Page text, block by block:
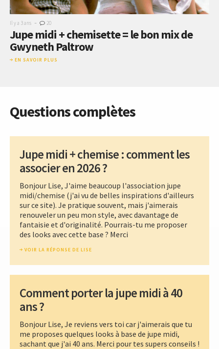
Il y a 3 ans - 20
Jupe midi + chemisette = le bon mix de
Gwyneth Paltrow
EN SAVOIR PLUS
Questions complètes
Jupe midi + chemise : comment les
associer en 2026 ?
Bonjour Lise, J'aime beaucoup l'association jupe
midi/chemise (j'ai vu de belles inspirations d'ailleurs
sur ce site). Je pratique souvent, mais j'aimerais
renouveler un peu mon style, avec davantage de
fantaisie et d'originalité. Pourrais-tu me proposer
des looks avec cette base ? Merci
VOIR LA RÉPONSE DE LISE
Comment porter la jupe midi à 40
ans ?
Bonjour Lise, Je reviens vers toi car j'aimerais que tu
me proposes quelques looks à base de jupe midi,
sachant que j'ai 40 ans. Merci pour tes supers conseils !